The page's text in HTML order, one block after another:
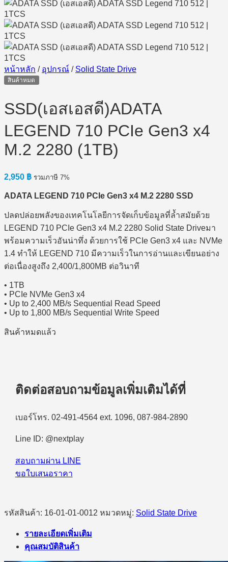
หน้าหลัก / อุปกรณ์ / Solid State Drive
สินค้าหมด
SSD(เอสเอสดี)ADATA
LEGEND 710 PCIe Gen3 x4
M.2 2280 (1TB)
2,950 ฿ รวมภาษี 7%
ADATA LEGEND 710 PCIe Gen3 x4 M.2 2280 SSD
ปลดปล่อยพลังของเทคโนโลยีการจัดเก็บข้อมูลที่ล้ำสมัยด้วย
LEGEND 710 PCIe Gen3 x4 M.2 2280 Solid State Driveมา
พร้อมความเร็วอันน่าทึ่ง ด้วยการใช้ PCIe Gen3 x4 และ NVMe
1.4 ทำให้ LEGEND 710 มีความเร็วในการอ่านและเขียนอย่าง
ต่อเนื่องสูงถึง 2,400/1,800MB ต่อวินาที
• 1TB
• PCIe NVMe Gen3 x4
• Up to 2,400 MB/s Sequential Read Speed
• Up to 1,800 MB/s Sequential Write Speed
สินค้าหมดแล้ว
ติดต่อสอบถามข้อมูลเพิ่มเติมได้ที่
เบอร์โทร. 02-491-4564 ext. 1096, 087-984-2890
Line ID: @nextplay
สอบถามผ่าน LINE
ขอใบเสนอราคา
รหัสสินค้า: 16-01-01-0012 หมวดหมู่: Solid State Drive
รายละเอียดเพิ่มเติม
คุณสมบัติสินค้า